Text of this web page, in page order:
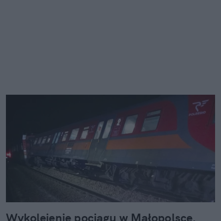
Wykolejenie pociągu w Małopolsce.